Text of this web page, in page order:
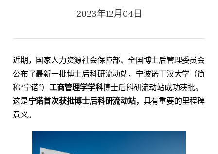
2023年12月04日
近期，国家人力资源社会保障部、全国博士后管理委员会
公布了最新一批博士后科研流动站，宁波诺丁汉大学（简
称“宁诺”） 工商管理学学科博士后科研流动站成功获批。
这是宁诺首次获批博士后科研流动站， 具有重要的里程碑
意义。